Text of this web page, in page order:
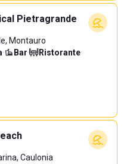
Pietragrande
Montauro
· Bar· Ristorante·
Caulonia